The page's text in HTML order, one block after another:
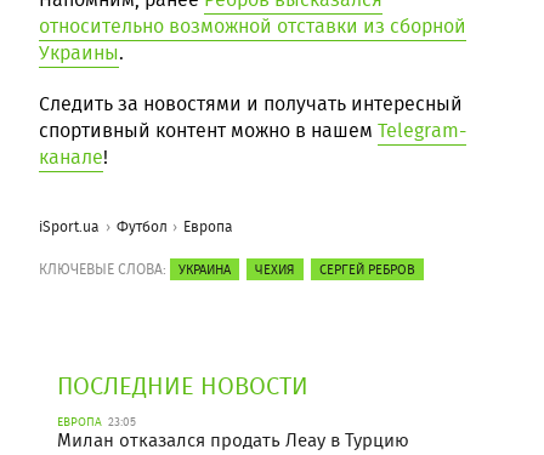
относительно возможной отставки из сборной
Украины.
Следить за новостями и получать интересный
спортивный контент можно в нашем Telegram-
канале!
iSport.ua Футбол Европа
КЛЮЧЕВЫЕ СЛОВА: УКРАИНА ЧЕХИЯ СЕРГЕЙ РЕБРОВ
ПОСЛЕДНИЕ НОВОСТИ
ЕВРОПА 23:05
Милан отказался продать Леау в Турцию